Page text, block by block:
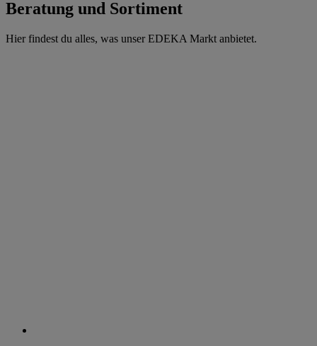
Beratung und Sortiment
Hier findest du alles, was unser EDEKA Markt anbietet.